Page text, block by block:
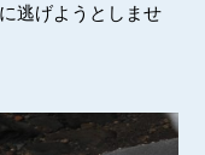
逃げようとしませ